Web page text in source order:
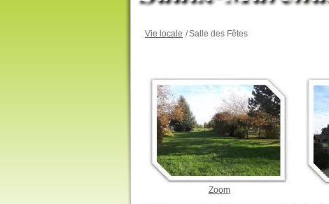
Vie locale /Salle des Fêtes
Zoom